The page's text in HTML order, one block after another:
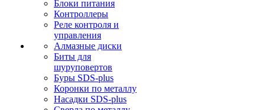
Блоки питания
Контроллеры
Реле контроля и
управления
Алмазные диски
Биты для
шуруповертов
Буры SDS-plus
Коронки по металлу
Насадки SDS-plus